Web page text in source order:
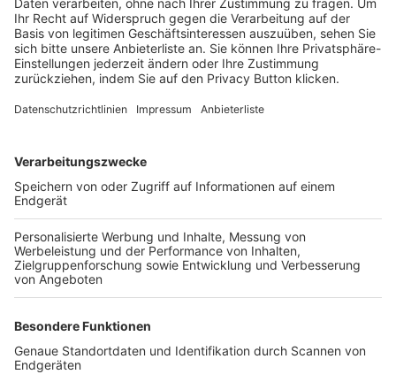
Trainerbörse
Login SpielPlus
FOLGE DEM BFV
TOP-VEREINE
TOP-PARTNER